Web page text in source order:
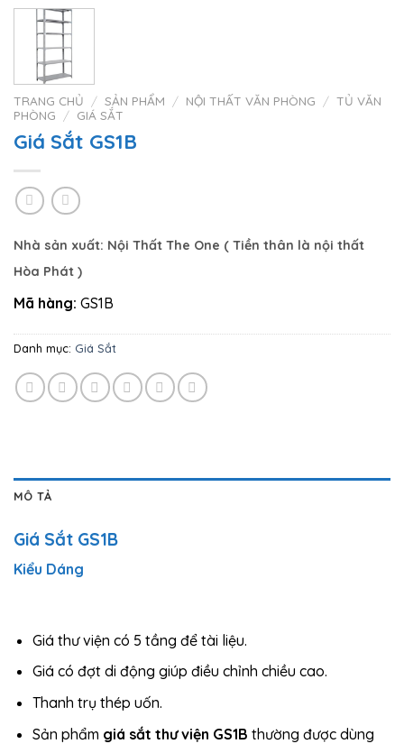
TRANG CHỦ / SẢN PHẨM / NỘI THẤT VĂN PHÒNG / TỦ VĂN
PHÒNG / GIÁ SẮT
Giá Sắt GS1B
Nhà sản xuất: Nội Thất The One ( Tiền thân là nội thất
Hòa Phát )
Mã hàng: GS1B
Danh mục: Giá Sắt
MÔ TẢ
Giá Sắt GS1B
Kiểu Dáng
Giá thư viện có 5 tầng để tài liệu.
Giá có đợt di động giúp điều chỉnh chiều cao.
Thanh trụ thép uốn.
Sản phẩm giá sắt thư viện GS1B thường được dùng